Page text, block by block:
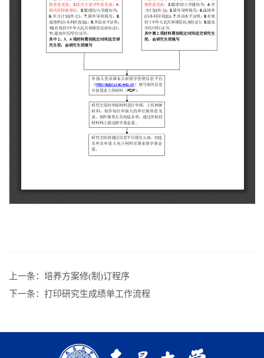
上一条： 培养方案修(制)订程序
下一条： 打印研究生成绩单工作流程